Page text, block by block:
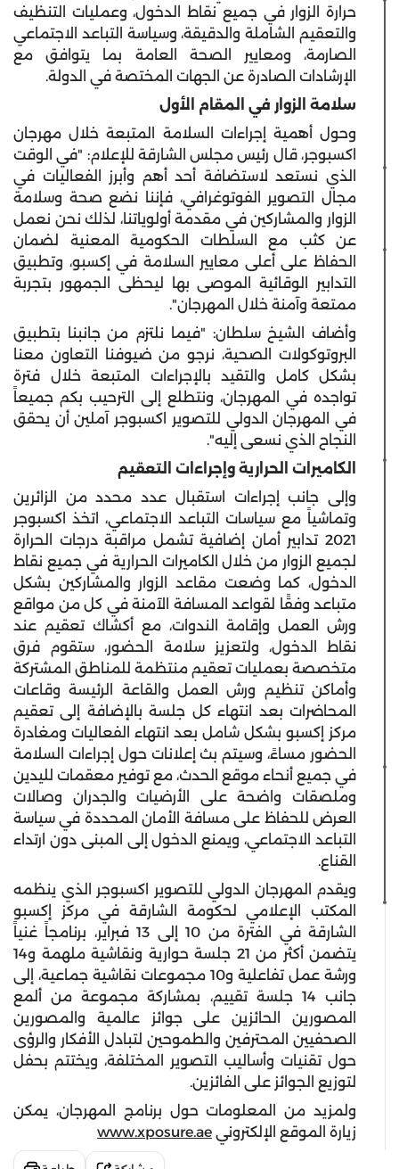
حرارة الزوار في جميع نقاط الدخول، وعمليات التنظيف
والتعقيم الشاملة والدقيقة، وسياسة التباعد الاجتماعي
الصارمة، ومعايير الصحة العامة بما يتوافق مع
الإرشادات الصادرة عن الجهات المختصة في الدولة.
سلامة الزوار في المقام الأول
وحول أهمية إجراءات السلامة المتبعة خلال مهرجان
اكسبوجر، قال رئيس مجلس الشارقة للإعلام: "في الوقت
الذي نستعد لاستضافة أحد أهم وأبرز الفعاليات في
مجال التصوير الفوتوغرافي، فإننا نضع صحة وسلامة
الزوار والمشاركين في مقدمة أولوياتنا، لذلك نحن نعمل
عن كثب مع السلطات الحكومية المعنية لضمان
الحفاظ على أعلى معايير السلامة في إكسبو، وتطبيق
التدابير الوقائية الموصى بها ليحظى الجمهور بتجربة
ممتعة وآمنة خلال المهرجان".
وأضاف الشيخ سلطان: "فيما نلتزم من جانبنا بتطبيق
البروتوكولات الصحية، نرجو من ضيوفنا التعاون معنا
بشكل كامل والتقيد بالإجراءات المتبعة خلال فترة
تواجده في المهرجان، ونتطلع إلى الترحيب بكم جميعاً
في المهرجان الدولي للتصوير اكسبوجر آملين أن يحقق
النجاح الذي نسعى إليه".
الكاميرات الحرارية وإجراءات التعقيم
وإلى جانب إجراءات استقبال عدد محدد من الزائرين
وتماشياً مع سياسات التباعد الاجتماعي، اتخذ اكسبوجر
2021 تدابير أمان إضافية تشمل مراقبة درجات الحرارة
لجميع الزوار من خلال الكاميرات الحرارية في جميع نقاط
الدخول، كما وضعت مقاعد الزوار والمشاركين بشكل
متباعد وفقًا لقواعد المسافة الآمنة في كل من مواقع
ورش العمل وإقامة الندوات، مع أكشاك تعقيم عند
نقاط الدخول، ولتعزيز سلامة الحضور، ستقوم فرق
متخصصة بعمليات تعقيم منتظمة للمناطق المشتركة
وأماكن تنظيم ورش العمل والقاعة الرئيسة وقاعات
المحاضرات بعد انتهاء كل جلسة بالإضافة إلى تعقيم
مركز إكسبو بشكل شامل بعد انتهاء الفعاليات ومغادرة
الحضور مساءً، وسيتم بث إعلانات حول إجراءات السلامة
في جميع أنحاء موقع الحدث، مع توفير معقمات لليدين
وملصقات واضحة على الأرضيات والجدران وصالات
العرض للحفاظ على مسافة الأمان المحددة في سياسة
التباعد الاجتماعي، ويمنع الدخول إلى المبنى دون ارتداء
القناع.
ويقدم المهرجان الدولي للتصوير اكسبوجر الذي ينظمه
المكتب الإعلامي لحكومة الشارقة في مركز إكسبو
الشارقة في الفترة من 10 إلى 13 فبراير، برنامجاً غنياً
يتضمن أكثر من 21 جلسة حوارية ونقاشية ملهمة و14
ورشة عمل تفاعلية و10 مجموعات نقاشية جماعية، إلى
جانب 14 جلسة تقييم، بمشاركة مجموعة من ألمع
المصورين الحائزين على جوائز عالمية والمصورين
الصحفيين المحترفين والطموحين لتبادل الأفكار والرؤى
حول تقنيات وأساليب التصوير المختلفة، ويختتم بحفل
لتوزيع الجوائز على الفائزين.
ولمزيد من المعلومات حول برنامج المهرجان، يمكن
زيارة الموقع الإلكتروني www.xposure.ae